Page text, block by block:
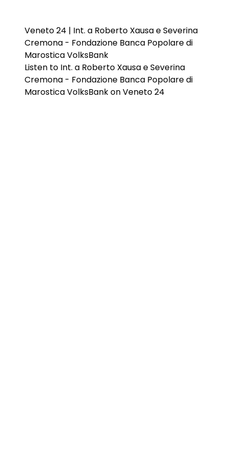
Veneto 24 | Int. a Roberto Xausa e Severina
Cremona - Fondazione Banca Popolare di
Marostica VolksBank
Listen to Int. a Roberto Xausa e Severina
Cremona - Fondazione Banca Popolare di
Marostica VolksBank on Veneto 24